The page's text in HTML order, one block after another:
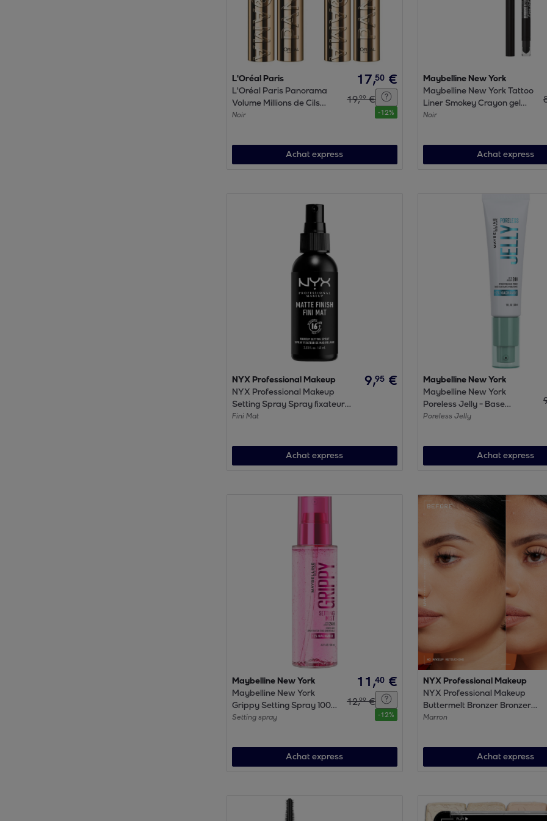
L'Oréal Paris
L'Oréal Paris Panorama
Volume Millions de Cils
Mascara Noir Lot de 2
Noir
17,50 €
19,99 €
-12%
Achat express
Maybelline New York
Maybelline New York Tattoo
Liner Smokey Crayon gel
automatique yeux 10
Noir
Achat express
NYX Professional Makeup
NYX Professional Makeup
Setting Spray Spray fixateur
Fini Mat
Fini Mat
9,95 €
Achat express
Maybelline New York
Maybelline New York
Poreless Jelly - Base
floutante - Enrichie en
Poreless Jelly
Achat express
Maybelline New York
Maybelline New York
Grippy Setting Spray 100
ml
Setting spray
11,40 €
12,99 €
-12%
Achat express
NYX Professional Makeup
NYX Professional Makeup
Buttermelt Bronzer Bronzer
Deserve Butta
Marron
Achat express